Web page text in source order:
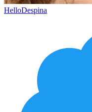
HelloDespina